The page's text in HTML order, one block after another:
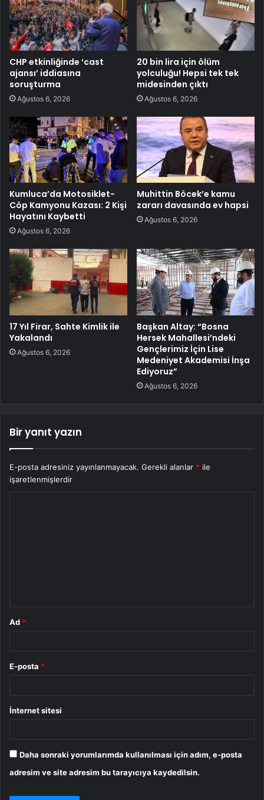
CHP etkinliğinde ‘cast
ajansı’ iddiasına
soruşturma
Ağustos 6, 2026
20 bin lira için ölüm
yolculuğu! Hepsi tek tek
midesinden çıktı
Ağustos 6, 2026
Kumluca’da Motosiklet-
Cöp Kamyonu Kazası: 2 Kişi
Hayatını Kaybetti
Ağustos 6, 2026
Muhittin Böcek’e kamu
zararı davasında ev hapsi
Ağustos 6, 2026
17 Yıl Firar, Sahte Kimlik ile
Yakalandı
Ağustos 6, 2026
Başkan Altay: “Bosna
Hersek Mahallesi’ndeki
Gençlerimiz İçin Lise
Medeniyet Akademisi İnşa
Ediyoruz”
Ağustos 6, 2026
Bir yanıt yazın
E-posta adresiniz yayınlanmayacak. Gerekli alanlar * ile
işaretlenmişlerdir
Ad *
E-posta *
İnternet sitesi
Daha sonraki yorumlarımda kullanılması için adım, e-posta
adresim ve site adresim bu tarayıcıya kaydedilsin.